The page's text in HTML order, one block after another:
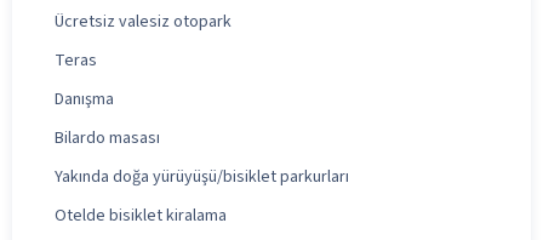
Ücretsiz valesiz otopark
Teras
Danışma
Bilardo masası
Yakında doğa yürüyüşü/bisiklet parkurları
Otelde bisiklet kiralama